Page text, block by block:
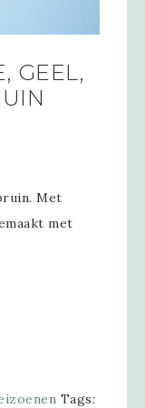
GEEL,
Met
met
Tags: